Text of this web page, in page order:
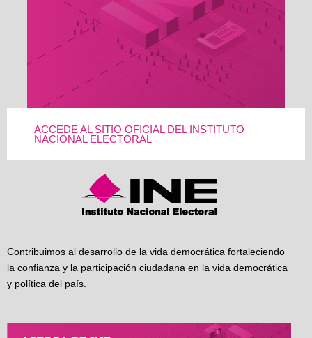
ACCEDE AL SITIO OFICIAL DEL INSTITUTO
NACIONAL ELECTORAL
Contribuimos al desarrollo de la vida democrática fortaleciendo
la confianza y la participación ciudadana en la vida democrática
y política del país.